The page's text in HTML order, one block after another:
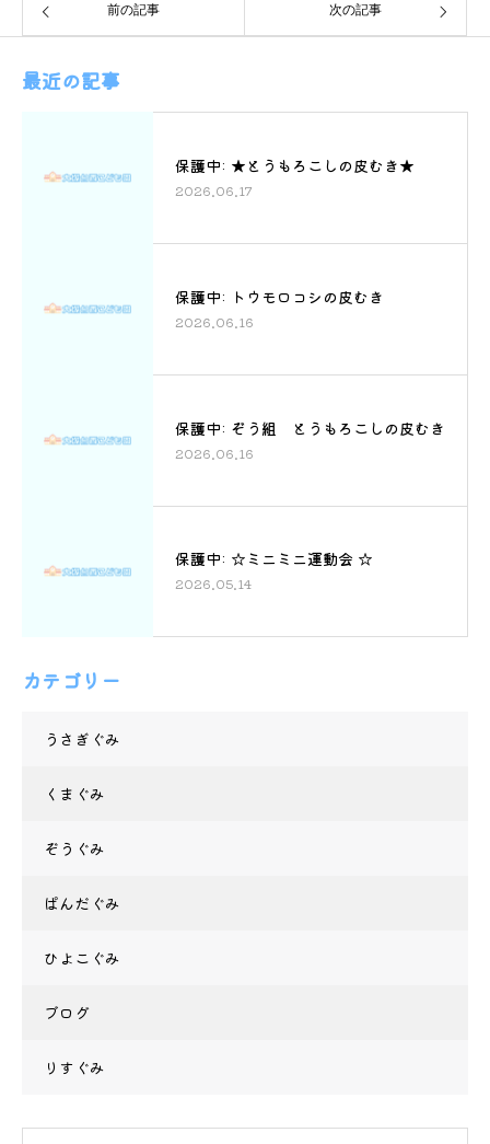
前の記事 次の記事
最近の記事
保護中: ★とうもろこしの皮むき★
2026.06.17
保護中: トウモロコシの皮むき
2026.06.16
保護中: ぞう組 とうもろこしの皮むき
2026.06.16
保護中: ☆ミニミニ運動会 ☆
2026.05.14
カテゴリー
うさぎぐみ
くまぐみ
ぞうぐみ
ぱんだぐみ
ひよこぐみ
ブログ
りすぐみ